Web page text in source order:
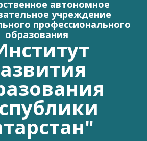
автономное
учреждение
профессионального
образования